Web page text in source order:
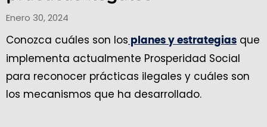
Enero 30, 2024
Conozca cuáles son los planes y estrategias que
implementa actualmente Prosperidad Social
para reconocer prácticas ilegales y cuáles son
los mecanismos que ha desarrollado.